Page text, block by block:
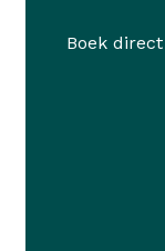
Boek